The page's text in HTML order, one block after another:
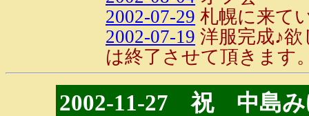
2002-07-29 札幌に来て
2002-07-19 洋服完成♪
は終了させて頂きます
2002-11-27 祝 中島み